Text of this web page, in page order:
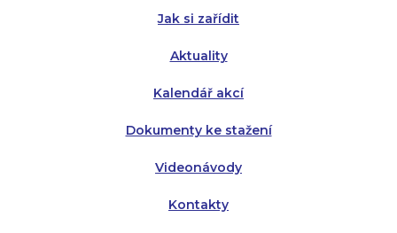
Jak si zařídit
Aktuality
Kalendář akcí
Dokumenty ke stažení
Videonávody
Kontakty